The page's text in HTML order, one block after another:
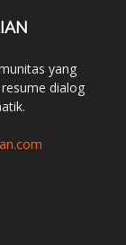
yang
dialog